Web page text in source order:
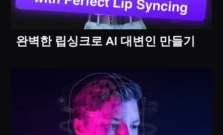
완벽한 립싱크로 AI 대변인 만들기